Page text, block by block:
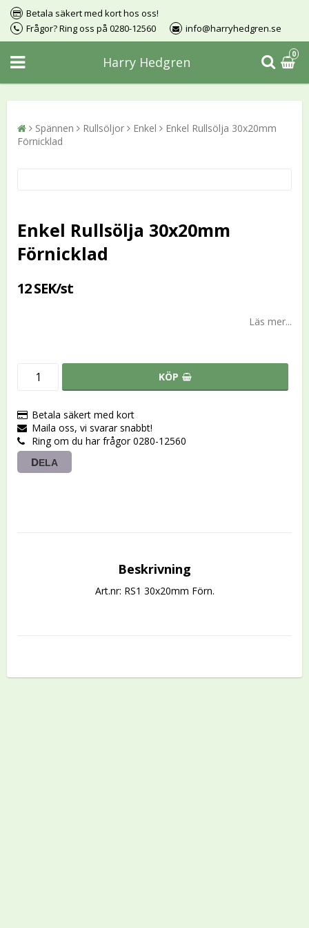
Betala säkert med kort hos oss!
Frågor? Ring oss på 0280-12560
info@harryhedgren.se
Harry Hedgren
0
Spännen Rullsöljor Enkel
Enkel Rullsölja 30x20mm
Förnicklad
Enkel Rullsölja 30x20mm
Förnicklad
12 SEK/st
Läs mer...
KÖP
Betala säkert med kort
Maila oss, vi svarar snabbt!
Ring om du har frågor 0280-12560
DELA
Beskrivning
Art.nr: RS1 30x20mm Förn.